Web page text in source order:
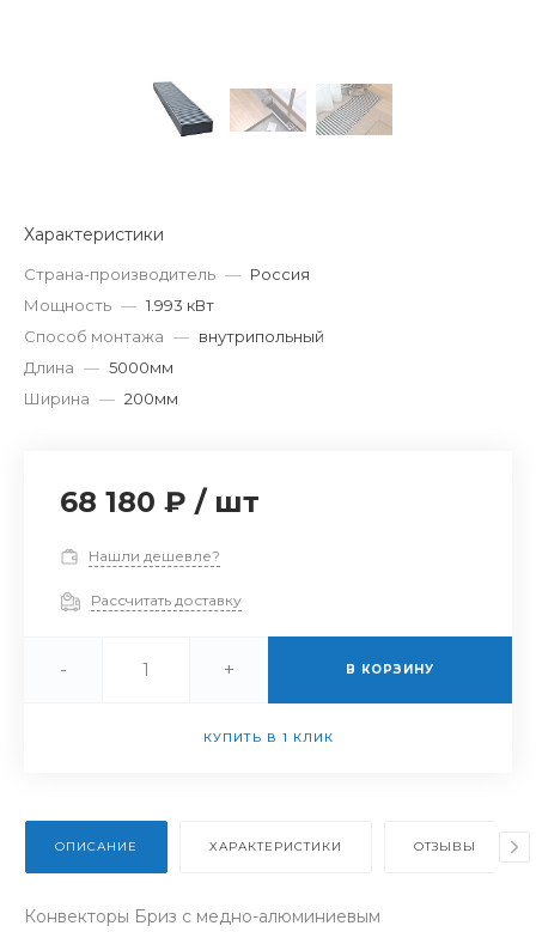
Характеристики
Страна-производитель — Россия
Мощность — 1.993 кВт
Способ монтажа — внутрипольный
Длина — 5000мм
Ширина — 200мм
68 180 ₽ / шт
Нашли дешевле?
Рассчитать доставку
- + В КОРЗИНУ
КУПИТЬ В 1 КЛИК
ОПИСАНИЕ ХАРАКТЕРИСТИКИ ОТЗЫВЫ
Конвекторы Бриз с медно-алюминиевым